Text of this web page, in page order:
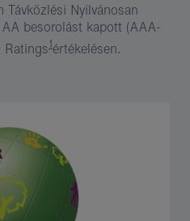
Távközlési Nyilvánosan
besorolást kapott (AAA-
Ratings1értékelésen.